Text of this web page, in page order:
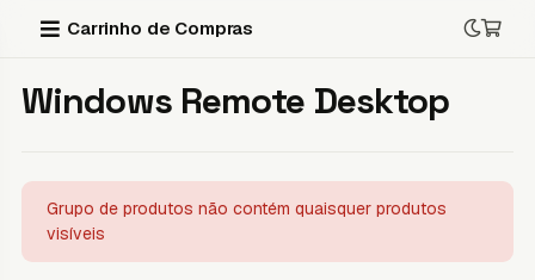
Carrinho de Compras
Windows Remote Desktop
Grupo de produtos não contém quaisquer produtos
visíveis